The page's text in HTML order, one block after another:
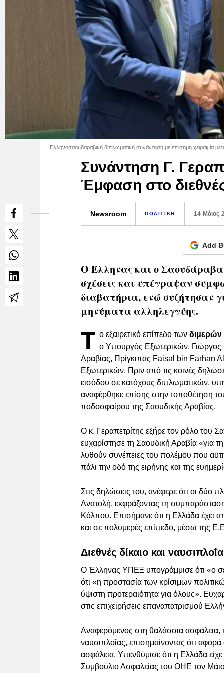
Ελληνοσαουδαραβική διπλωματική συνάντηση με επίσημη χειραψία
Συνάντηση Γ.
Έμφαση στο
Newsroom ΠΟΛΙΤΙΚΗ 14 Μάιος
Add
Ο Έλληνας και ο
σχέσεις και υπέγραψαν
διαβατήρια, ενώ συζήτησαν
μηνύματα αλληλεγγύης.
Τ ο εξαιρετικό επίπεδο των διμερών
ο Υπουργός Εξωτερικών, Γιώργος
Αραβίας, Πρίγκιπας Faisal bin Farhan
Εξωτερικών. Πριν από τις κοινές
εισόδου σε κατόχους διπλωματικών,
αναφέρθηκε επίσης στην τοποθέτηση
ποδοσφαίρου της Σαουδικής Αραβίας.
Ο κ. Γεραπετρίτης εξήρε τον ρόλο του
ευχαρίστησε τη Σαουδική Αραβία «για
λυθούν συνέπειες του πολέμου που
πάλι την οδό της ειρήνης και της
Στις δηλώσεις του, ανέφερε ότι οι δύο
Ανατολή, εκφράζοντας τη
Κόλπου. Επισήμανε ότι η Ελλάδα έχει
και σε πολυμερές επίπεδο, μέσω της
Διεθνές δίκαιο και ναυσιπλοΐα
Ο Έλληνας ΥΠΕΞ υπογράμμισε ότι «ο
ότι «η προστασία των κρίσιμων
ύψιστη προτεραιότητα για όλους».
στις επιχειρήσεις επαναπατρισμού
Αναφερόμενος στη θαλάσσια ασφάλεια,
ναυσιπλοΐας, επισημαίνοντας ότι αφορά
ασφάλεια. Υπενθύμισε ότι η Ελλάδα
Συμβούλιο Ασφαλείας του ΟΗΕ τον Μάιο